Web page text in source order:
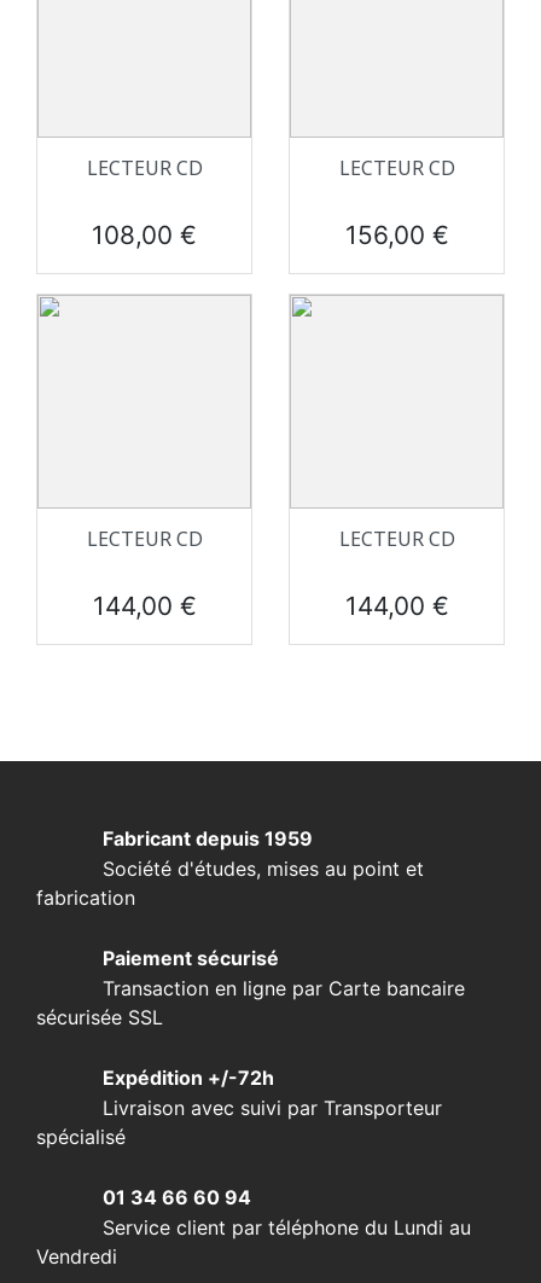
LECTEUR CD
Prix
108,00 €
LECTEUR CD
Prix
156,00 €
LECTEUR CD
Prix
144,00 €
LECTEUR CD
Prix
144,00 €
Fabricant depuis 1959
Société d'études, mises au point et
fabrication
Paiement sécurisé
Transaction en ligne par Carte bancaire
sécurisée SSL
Expédition +/-72h
Livraison avec suivi par Transporteur
spécialisé
01 34 66 60 94
Service client par téléphone du Lundi au
Vendredi